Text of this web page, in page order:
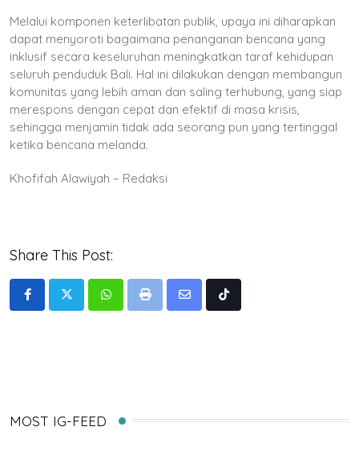
Melalui komponen keterlibatan publik, upaya ini diharapkan
dapat menyoroti bagaimana penanganan bencana yang
inklusif secara keseluruhan meningkatkan taraf kehidupan
seluruh penduduk Bali. Hal ini dilakukan dengan membangun
komunitas yang lebih aman dan saling terhubung, yang siap
merespons dengan cepat dan efektif di masa krisis,
sehingga menjamin tidak ada seorang pun yang tertinggal
ketika bencana melanda.
Khofifah Alawiyah – Redaksi
Share This Post:
WhatsappPrint
Share
Tiktok
MOST IG-FEED